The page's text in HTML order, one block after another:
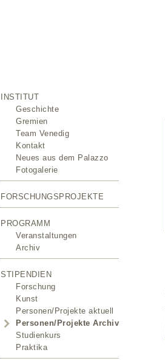
INSTITUT
Geschichte
Gremien
Team Venedig
Kontakt
Neues aus dem Palazzo
Fotogalerie
FORSCHUNGSPROJEKTE
PROGRAMM
Veranstaltungen
Archiv
STIPENDIEN
Forschung
Kunst
Personen/Projekte aktuell
Personen/Projekte Archiv
Studienkurs
Praktika